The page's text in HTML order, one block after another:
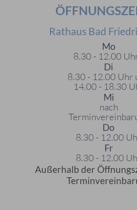
Rathaus Bad
Mo
8.30 - 12.00
Di
8.30 - 12.00 Uhr
14.00 - 18.30
Mi
nach
Do
8.30 - 12.00
Fr
8.30 - 12.00
Außerhalb der